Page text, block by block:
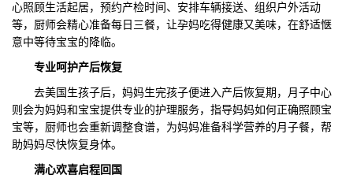
心照顾生活起居，预约产检时间、安排车辆接送、组织户外活动
等，厨师会精心准备每日三餐，让孕妈吃得健康又美味，在舒适惬
意中等待宝宝的降临。
专业呵护产后恢复
去美国生孩子后，妈妈生完孩子便进入产后恢复期，月子中心
则会为妈妈和宝宝提供专业的护理服务，指导妈妈如何正确照顾宝
宝等，厨师也会重新调整食谱，为妈妈准备科学营养的月子餐，帮
助妈妈尽快恢复身体。
满心欢喜启程 回国